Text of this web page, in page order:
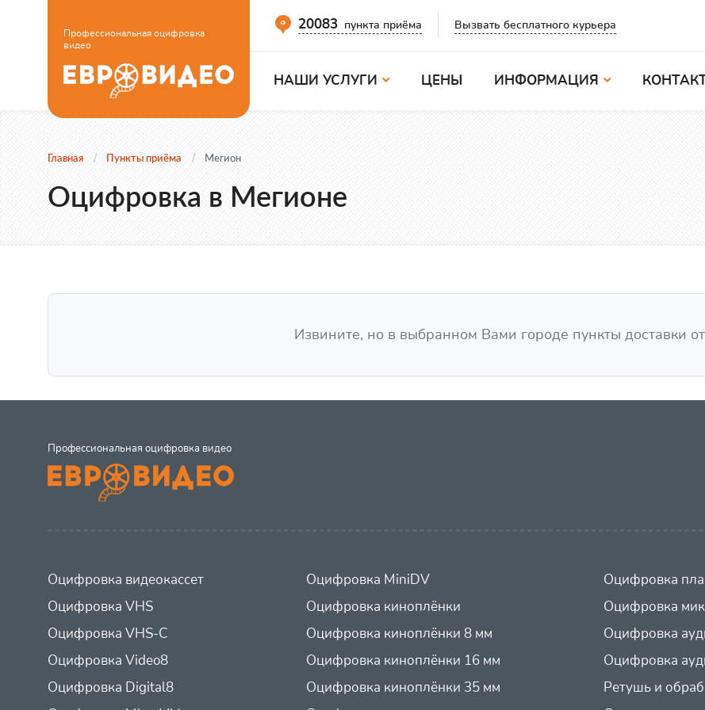
Профессиональная оцифровка
видео
20083 пункта приёма Вызвать бесплатного курьера
НАШИ УСЛУГИ ЦЕНЫ ИНФОРМАЦИЯ
Главная Пункты приёма Мегион
Оцифровка в Мегионе
Извините, но в выбранном Вами городе пункты доставки
Профессиональная оцифровка видео
Оцифровка видеокассет
Оцифровка VHS
Оцифровка VHS-C
Оцифровка Video8
Оцифровка Digital8
Оцифровка MiniDV
Оцифровка киноплёнки
Оцифровка киноплёнки 8 мм
Оцифровка киноплёнки 16 мм
Оцифровка киноплёнки 35 мм
Оцифровка
Оцифровка
Оцифровка
Оцифровка
Ретушь и